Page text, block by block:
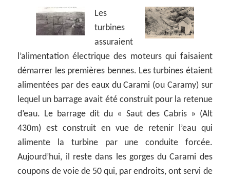
Les
turbines
assuraient
l’alimentation électrique des moteurs qui faisaient
démarrer les premières bennes. Les turbines étaient
alimentées par des eaux du Carami (ou Caramy) sur
lequel un barrage avait été construit pour la retenue
d’eau. Le barrage dit du « Saut des Cabris » (Alt
430m) est construit en vue de retenir l’eau qui
alimente la turbine par une conduite forcée.
Aujourd’hui, il reste dans les gorges du Carami des
coupons de voie de 50 qui, par endroits, ont servi de